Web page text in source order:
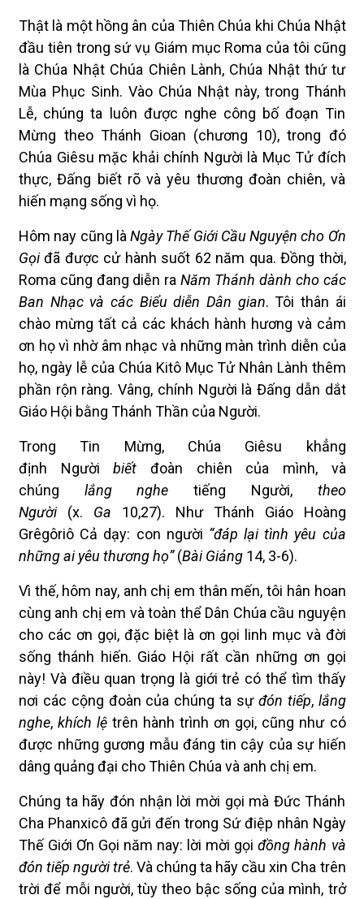
Thật là một hồng ân của Thiên Chúa khi Chúa Nhật
đầu tiên trong sứ vụ Giám mục Roma của tôi cũng
là Chúa Nhật Chúa Chiên Lành, Chúa Nhật thứ tư
Mùa Phục Sinh. Vào Chúa Nhật này, trong Thánh
Lễ, chúng ta luôn được nghe công bố đoạn Tin
Mừng theo Thánh Gioan (chương 10), trong đó
Chúa Giêsu mặc khải chính Người là Mục Tử đích
thực, Đấng biết rõ và yêu thương đoàn chiên, và
hiến mạng sống vì họ.
Hôm nay cũng là Ngày Thế Giới Cầu Nguyện cho Ơn
Gọiđã được cử hành suốt 62 năm qua. Đồng thời,
Roma cũng đang diễn raNăm Thánh dành cho các
Ban Nhạc và các Biểu diễn Dân gian. Tôi thân ái
chào mừng tất cả các khách hành hương và cảm
ơn họ vì nhờ âm nhạc và những màn trình diễn của
họ, ngày lễ của Chúa Kitô Mục Tử Nhân Lành thêm
phần rộn ràng. Vâng, chính Người là Đấng dẫn dắt
Giáo Hội bằng Thánh Thần của Người.
Trong Tin Mừng, Chúa Giêsu khẳng
định Ngườibiết đoàn chiên của mình, và
chúng lắng nghe tiếng Người, theo
Người (x. Ga 10,27). Như Thánh Giáo Hoàng
Grêgôriô Cả dạy: con người “đáp lại tình yêu của
những ai yêu thương họ”(Bài Giảng 14, 3-6).
Vì thế, hôm nay, anh chị em thân mến, tôi hân hoan
cùng anh chị em và toàn thể Dân Chúa cầu nguyện
cho các ơn gọi, đặc biệt là ơn gọi linh mục và đời
sống thánh hiến. Giáo Hội rất cần những ơn gọi
này! Và điều quan trọng là giới trẻ có thể tìm thấy
nơi các cộng đoàn của chúng ta sự đón tiếp, lắng
nghe,khích lệ trên hành trình ơn gọi, cũng như có
được những gương mẫu đáng tin cậy của sự hiến
dâng quảng đại cho Thiên Chúa và anh chị em.
Chúng ta hãy đón nhận lời mời gọi mà Đức Thánh
Cha Phanxicô đã gửi đến trong Sứ điệp nhân Ngày
Thế Giới Ơn Gọi năm nay: lời mời gọiđồng hành và
đón tiếp người trẻ. Và chúng ta hãy cầu xin Cha trên
trời để mỗi người, tùy theo bậc sống của mình, trở